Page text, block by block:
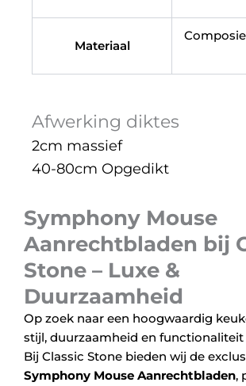
Materiaal
Afwerking diktes
2cm massief
40-80cm Opgedikt
Symphony Mouse
Aanrechtbladen bij
Stone – Luxe &
Duurzaamheid
Op zoek naar een hoogwaardig
stijl, duurzaamheid en
Bij Classic Stone bieden wij de
Symphony Mouse Aanrechtbladen,